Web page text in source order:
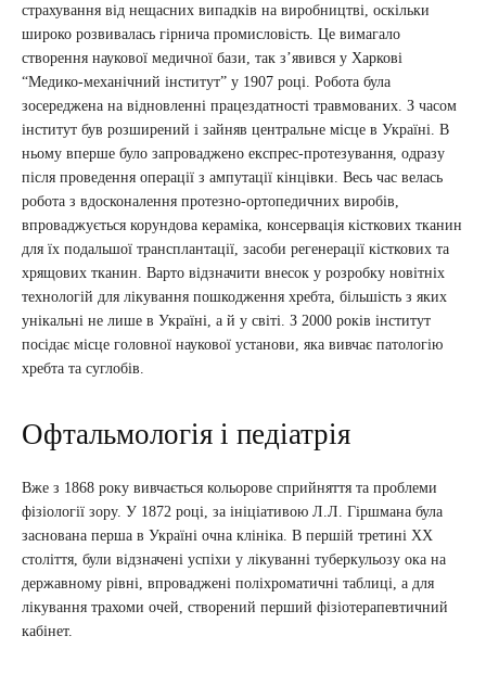
страхування від нещасних випадків на виробництві, оскільки
широко розвивалась гірнича промисловість. Це вимагало
створення наукової медичної бази, так з’явився у Харкові
“Медико-механічний інститут” у 1907 році. Робота була
зосереджена на відновленні працездатності травмованих. З часом
інститут був розширений і зайняв центральне місце в Україні. В
ньому вперше було запроваджено експрес-протезування, одразу
після проведення операції з ампутації кінцівки. Весь час велась
робота з вдосконалення протезно-ортопедичних виробів,
впроваджується корундова кераміка, консервація кісткових тканин
для їх подальшої трансплантації, засоби регенерації кісткових та
хрящових тканин. Варто відзначити внесок у розробку новітніх
технологій для лікування пошкодження хребта, більшість з яких
унікальні не лише в Україні, а й у світі. З 2000 років інститут
посідає місце головної наукової установи, яка вивчає патологію
хребта та суглобів.
Офтальмологія і педіатрія
Вже з 1868 року вивчається кольорове сприйняття та проблеми
фізіології зору. У 1872 році, за ініціативою Л.Л. Гіршмана була
заснована перша в Україні очна клініка. В першій третині XX
століття, були відзначені успіхи у лікуванні туберкульозу ока на
державному рівні, впроваджені поліхроматичні таблиці, а для
лікування трахоми очей, створений перший фізіотерапевтичний
кабінет.